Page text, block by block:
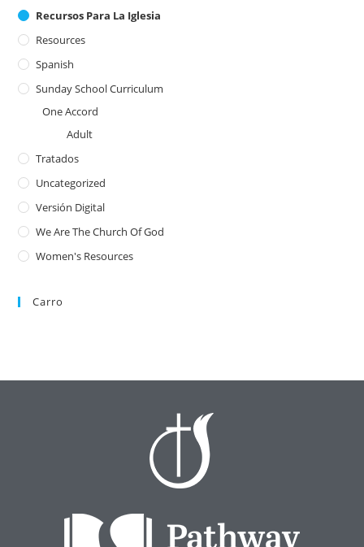
Recursos Para La Iglesia
Resources
Spanish
Sunday School Curriculum
One Accord
Adult
Tratados
Uncategorized
Versión Digital
We Are The Church Of God
Women's Resources
Carro